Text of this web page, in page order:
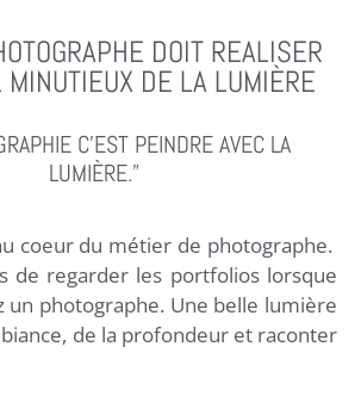
DOIT REALISER
MINUTIEUX DE LA LUMIÈRE
C’EST PEINDRE AVEC LA
LUMIÈRE.”
coeur du métier de photographe.
de regarder les portfolios lorsque
un photographe. Une belle lumière
de la profondeur et raconter